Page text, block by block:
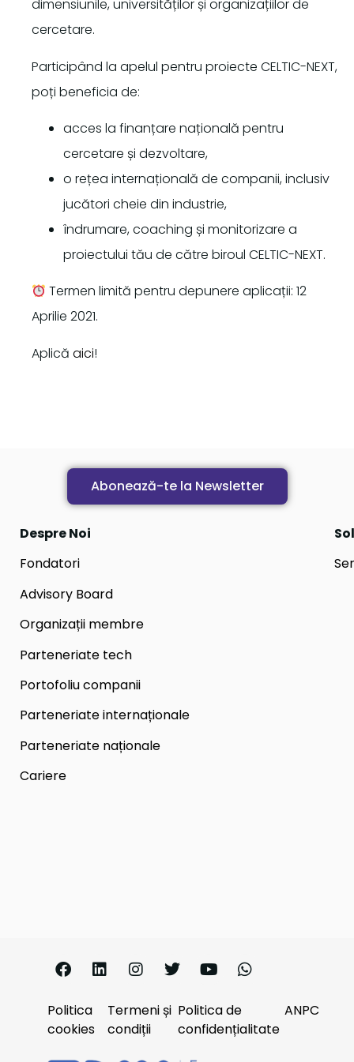
dimensiunile, universităților și organizațiilor de
cercetare.
Participând la apelul pentru proiecte CELTIC-NEXT,
poți beneficia de:
acces la finanțare națională pentru
cercetare și dezvoltare,
o rețea internațională de companii, inclusiv
jucători cheie din industrie,
îndrumare, coaching și monitorizare a
proiectului tău de către biroul CELTIC-NEXT.
Termen limită pentru depunere aplicații: 12
Aprilie 2021.
Aplică aici!
Abonează-te la Newsletter
Despre Noi
Fondatori
Advisory Board
Organizații membre
Parteneriate tech
Portofoliu companii
Parteneriate internaționale
Parteneriate naționale
Cariere
Politica
cookies
Termeni și
condiții
Politica de
confidențialitate
ANPC